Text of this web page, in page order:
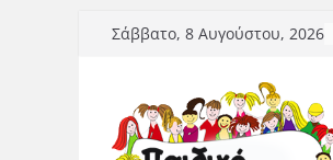
Μετάβαση
Σάββατο, 8 Αυγούστου, 2026